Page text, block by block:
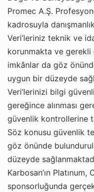
Promec A.Ş.
kadrosuyla
Veri’leriniz teknik ve
korunmakta ve
imkânlar da göz
uygun bir düzeyde
Veri’lerinizi bilgi
gereğince alınması
güvenlik kontrollerine
Söz konusu güvenlik
göz önünde
düzeyde
Karbosan’ın
sponsorluğunda